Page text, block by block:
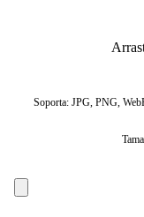
Soporta: JPG, PNG,